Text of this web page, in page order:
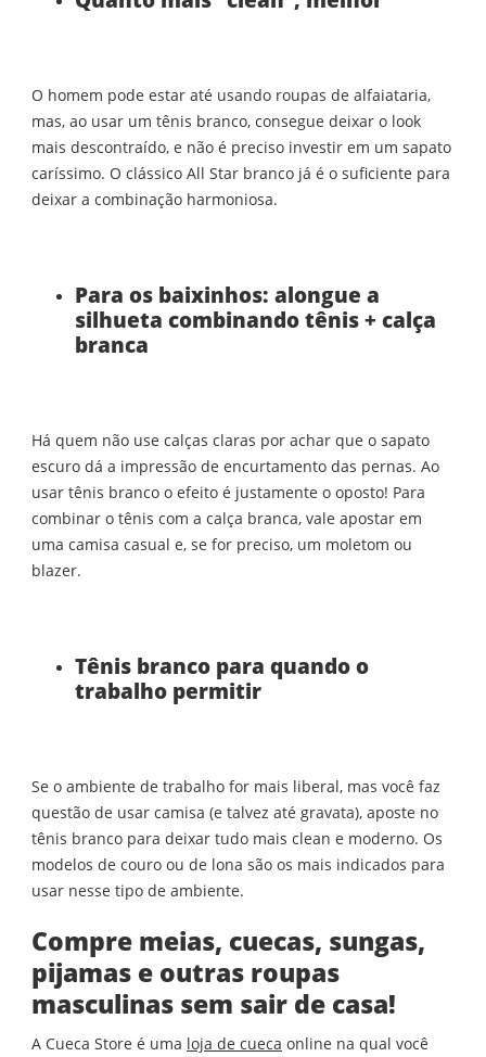
O homem pode estar até usando roupas de alfaiataria,
mas, ao usar um tênis branco, consegue deixar o look
mais descontraído, e não é preciso investir em um sapato
caríssimo. O clássico All Star branco já é o suficiente para
deixar a combinação harmoniosa.
Para os baixinhos: alongue a
silhueta combinando tênis + calça
branca
Há quem não use calças claras por achar que o sapato
escuro dá a impressão de encurtamento das pernas. Ao
usar tênis branco o efeito é justamente o oposto! Para
combinar o tênis com a calça branca, vale apostar em
uma camisa casual e, se for preciso, um moletom ou
blazer.
Tênis branco para quando o
trabalho permitir
Se o ambiente de trabalho for mais liberal, mas você faz
questão de usar camisa (e talvez até gravata), aposte no
tênis branco para deixar tudo mais clean e moderno. Os
modelos de couro ou de lona são os mais indicados para
usar nesse tipo de ambiente.
Compre meias, cuecas, sungas,
pijamas e outras roupas
masculinas sem sair de casa!
A Cueca Store é uma loja de cueca online na qual você